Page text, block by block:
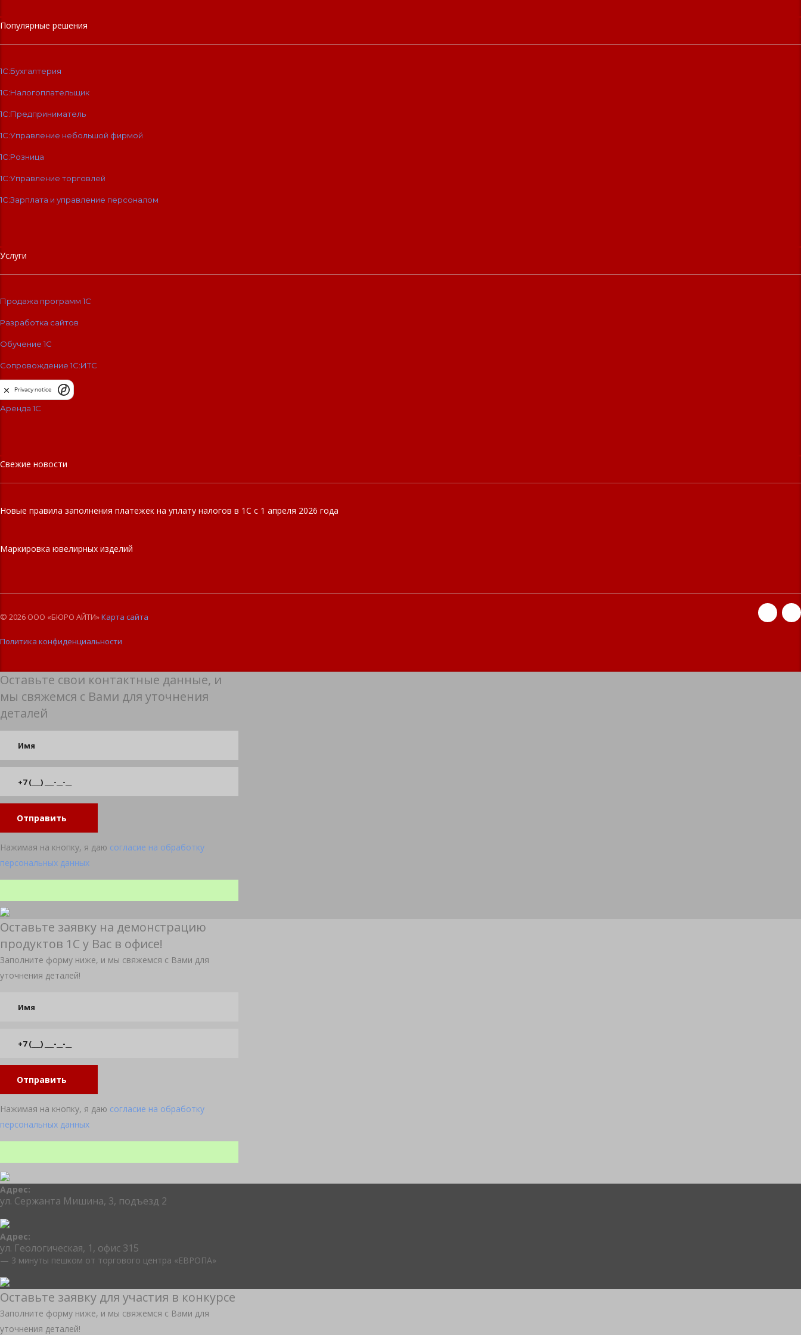
Популярные решения
1С:Бухгалтерия
1С:Налогоплательщик
1С:Предприниматель
1С:Управление небольшой фирмой
1С:Розница
1С:Управление торговлей
1С:Зарплата и управление персоналом
Услуги
Продажа программ 1С
Разработка сайтов
Обучение 1С
Сопровождение 1C:ИТС
Внедрение 1С
Аренда 1С
Свежие новости
Новые правила заполнения платежек на уплату налогов в 1С с 1 апреля 2026 года
Маркировка ювелирных изделий
© 2026 ООО «БЮРО АЙТИ»Карта сайта
Политика конфиденциальности
Оставьте свои контактные данные, и
мы свяжемся с Вами для уточнения
деталей
Отправить
Нажимая на кнопку, я даю согласие на обработку
персональных данных
Оставьте заявку на демонстрацию
продуктов 1С у Вас в офисе!
Заполните форму ниже, и мы свяжемся с Вами для
уточнения деталей!
Отправить
Нажимая на кнопку, я даю согласие на обработку
персональных данных
Адрес:
ул. Сержанта Мишина, 3, подъезд 2
Адрес:
ул. Геологическая, 1, офис 315
— 3 минуты пешком от торгового центра «ЕВРОПА»
Оставьте заявку для участия в конкурсе
Заполните форму ниже, и мы свяжемся с Вами для
уточнения деталей!
Privacy notice